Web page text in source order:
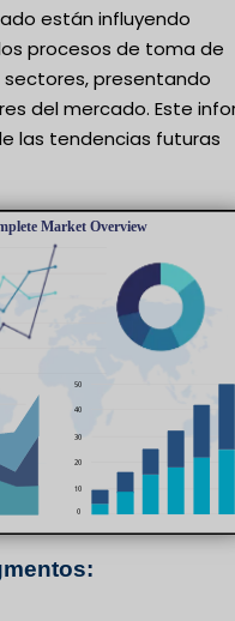
están influyendo
procesos de toma de
presentando
del mercado. Este
las tendencias futuras